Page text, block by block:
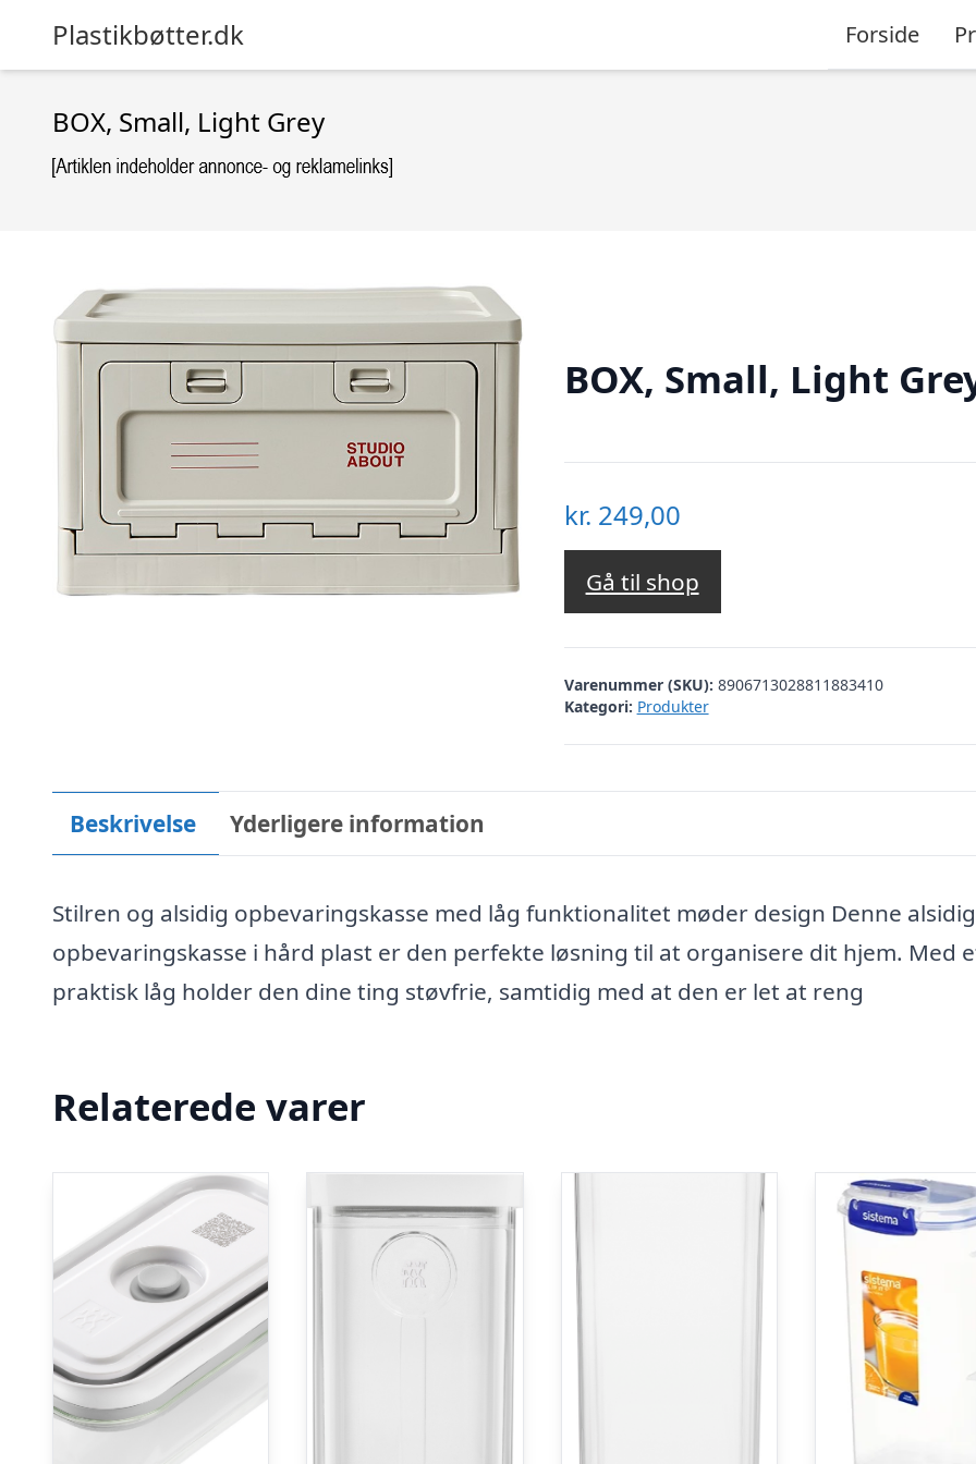
Plastikbøtter.dk Forside
BOX, Small, Light Grey
BOX, Small, Light
kr. 249,00
Gå til shop
Varenummer (SKU): 8906713028811883410
Kategori: Produkter
Beskrivelse Yderligere information
Stilren og alsidig opbevaringskasse med låg funktionalitet møder design Denne
opbevaringskasse i hård plast er den perfekte løsning til at organisere dit hjem. Med
praktisk låg holder den dine ting støvfrie, samtidig med at den er let at reng
Relaterede varer